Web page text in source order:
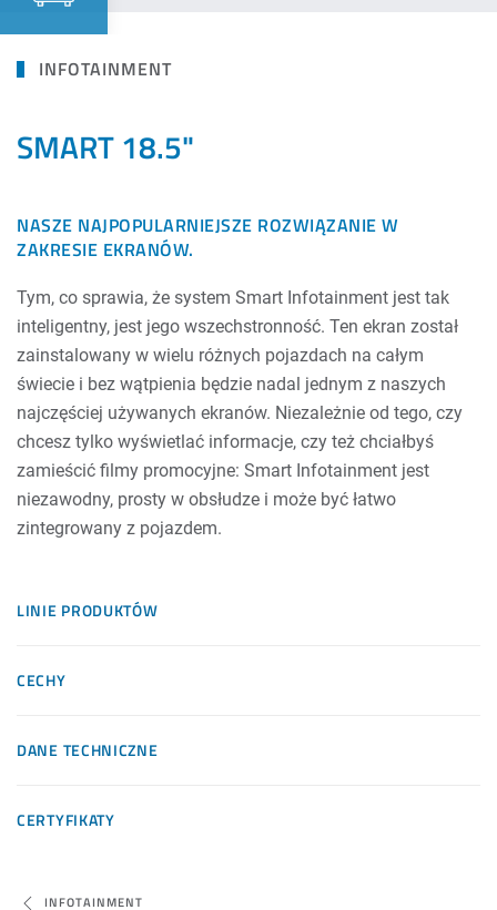
INFOTAINMENT
SMART 18.5"
NASZE NAJPOPULARNIEJSZE ROZWIĄZANIE W
ZAKRESIE EKRANÓW.
Tym, co sprawia, że system Smart Infotainment jest tak
inteligentny, jest jego wszechstronność. Ten ekran został
zainstalowany w wielu różnych pojazdach na całym
świecie i bez wątpienia będzie nadal jednym z naszych
najczęściej używanych ekranów. Niezależnie od tego, czy
chcesz tylko wyświetlać informacje, czy też chciałbyś
zamieścić filmy promocyjne: Smart Infotainment jest
niezawodny, prosty w obsłudze i może być łatwo
zintegrowany z pojazdem.
LINIE PRODUKTÓW
CECHY
DANE TECHNICZNE
CERTYFIKATY
INFOTAINMENT